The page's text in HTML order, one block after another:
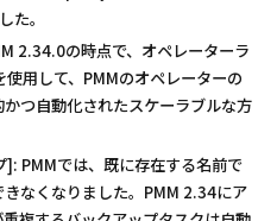
た。
2.34.0の時点で、オペレーターラ
用して、PMMのオペレーターの
つ自動化されたスケーラブルな方
PMMでは、既に存在する名前で
なくなりました。PMM 2.34にア